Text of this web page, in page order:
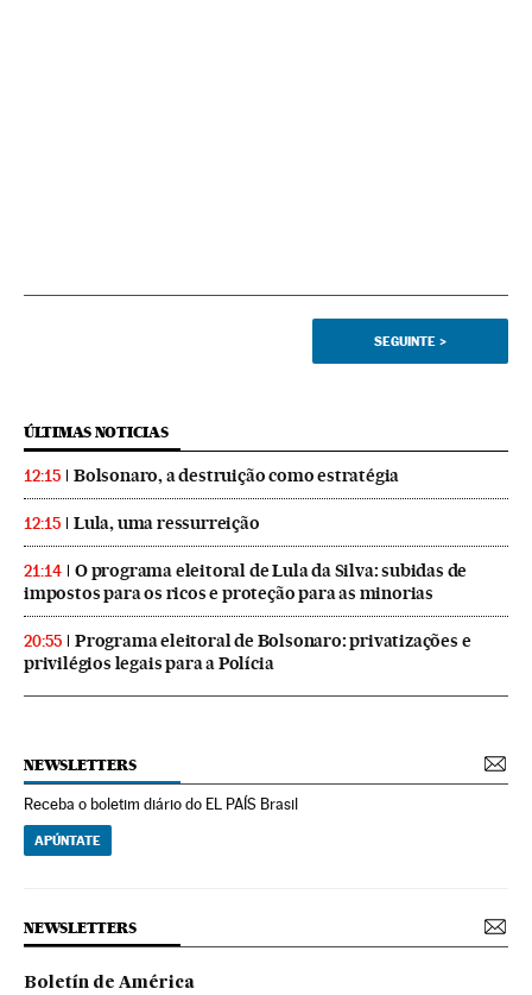
SEGUINTE >
ÚLTIMAS NOTICIAS
12:15 Bolsonaro, a destruição como estratégia
12:15 Lula, uma ressurreição
21:14
O programa eleitoral de Lula da Silva: subidas de
impostos para os ricos e proteção para as minorias
20:55
Programa eleitoral de Bolsonaro: privatizações e
privilégios legais para a Polícia
NEWSLETTERS
Receba o boletim diário do EL PAÍS Brasil
APÚNTATE
NEWSLETTERS
Boletín de América